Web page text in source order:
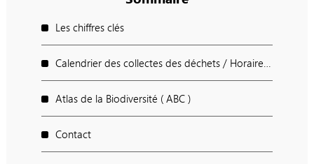
Les chiffres clés
Calendrier des collectes des déchets / Horaires des déchèteries / Points d'apport Volontaires
Atlas de la Biodiversité ( ABC )
Contact